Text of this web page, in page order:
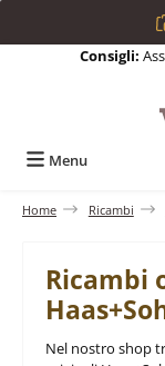
Passa al contenuto
Consigli:
Menu
Home Ricambi
Ricambi
Nel nostro shop